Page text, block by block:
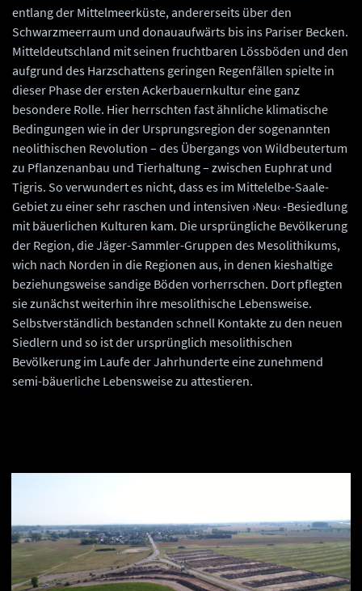
entlang der Mittelmeerküste, andererseits über den
Schwarzmeerraum und donauaufwärts bis ins Pariser Becken.
Mitteldeutschland mit seinen fruchtbaren Lössböden und den
aufgrund des Harzschattens geringen Regenfällen spielte in
dieser Phase der ersten Ackerbauernkultur eine ganz
besondere Rolle. Hier herrschten fast ähnliche klimatische
Bedingungen wie in der Ursprungsregion der sogenannten
neolithischen Revolution – des Übergangs von Wildbeutertum
zu Pflanzenanbau und Tierhaltung – zwischen Euphrat und
Tigris. So verwundert es nicht, dass es im Mittelelbe-Saale-
Gebiet zu einer sehr raschen und intensiven ›Neu‹ -Besiedlung
mit bäuerlichen Kulturen kam. Die ursprüngliche Bevölkerung
der Region, die Jäger-Sammler-Gruppen des Mesolithikums,
wich nach Norden in die Regionen aus, in denen kieshaltige
beziehungsweise sandige Böden vorherrschen. Dort pflegten
sie zunächst weiterhin ihre mesolithische Lebensweise.
Selbstverständlich bestanden schnell Kontakte zu den neuen
Siedlern und so ist der ursprünglich mesolithischen
Bevölkerung im Laufe der Jahrhunderte eine zunehmend
semi-bäuerliche Lebensweise zu attestieren.